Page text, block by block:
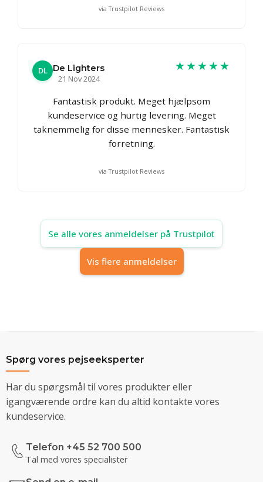
via Trustpilot Reviews
DL De Lighters
21 Nov 2024
★★★★★
Fantastisk produkt. Meget hjælpsom
kundeservice og hurtig levering. Meget
taknemmelig for disse mennesker. Fantastisk
forretning.
via Trustpilot Reviews
Se alle vores anmeldelser på Trustpilot
Vis flere anmeldelser
Spørg vores pejseeksperter
Har du spørgsmål til vores produkter eller
igangværende ordre kan du altid kontakte vores
kundeservice.
Telefon +45 52 700 500
Tal med vores specialister